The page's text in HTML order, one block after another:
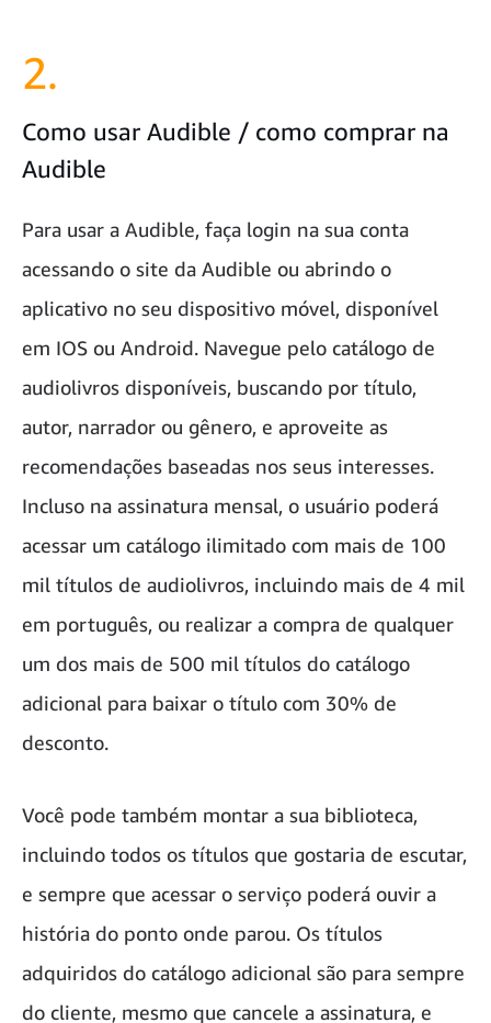
2.
Como usar Audible / como comprar na
Audible
Para usar a Audible, faça login na sua conta
acessando o site da Audible ou abrindo o
aplicativo no seu dispositivo móvel, disponível
em IOS ou Android. Navegue pelo catálogo de
audiolivros disponíveis, buscando por título,
autor, narrador ou gênero, e aproveite as
recomendações baseadas nos seus interesses.
Incluso na assinatura mensal, o usuário poderá
acessar um catálogo ilimitado com mais de 100
mil títulos de audiolivros, incluindo mais de 4 mil
em português, ou realizar a compra de qualquer
um dos mais de 500 mil títulos do catálogo
adicional para baixar o título com 30% de
desconto.
Você pode também montar a sua biblioteca,
incluindo todos os títulos que gostaria de escutar,
e sempre que acessar o serviço poderá ouvir a
história do ponto onde parou. Os títulos
adquiridos do catálogo adicional são para sempre
do cliente, mesmo que cancele a assinatura, e